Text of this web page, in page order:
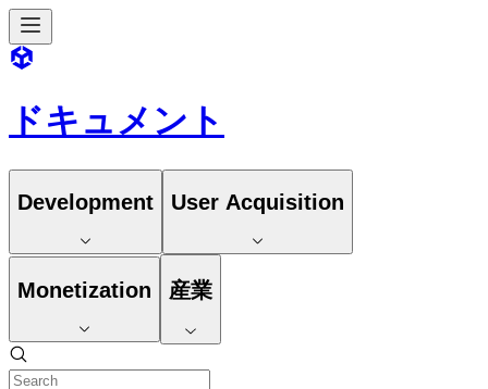
ドキュメント
Development User Acquisition
Monetization 産業